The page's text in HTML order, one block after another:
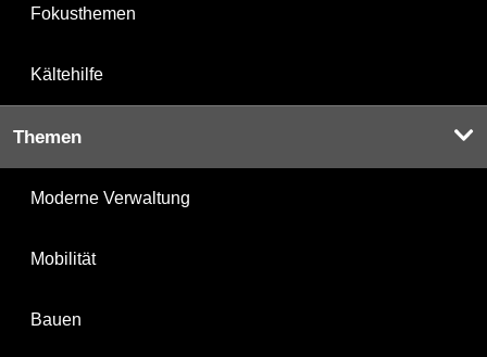
Fokusthemen
Kältehilfe
Themen
Moderne Verwaltung
Mobilität
Bauen